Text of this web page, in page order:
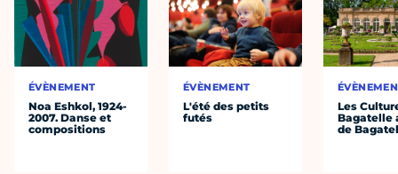
ÉVÈNEMENT
Noa Eshkol, 1924-
2007. Danse et
compositions
ÉVÈNEMENT
L'été des petits
futés
Les
Bagatelle
de